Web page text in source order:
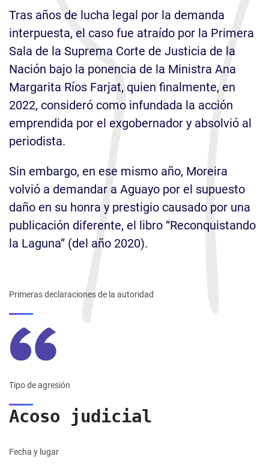
Tras años de lucha legal por la demanda
interpuesta, el caso fue atraído por la Primera
Sala de la Suprema Corte de Justicia de la
Nación bajo la ponencia de la Ministra Ana
Margarita Ríos Farjat, quien finalmente, en
2022, consideró como infundada la acción
emprendida por el exgobernador y absolvió al
periodista.
Sin embargo, en ese mismo año, Moreira
volvió a demandar a Aguayo por el supuesto
daño en su honra y prestigio causado por una
publicación diferente, el libro “Reconquistando
la Laguna” (del año 2020).
Primeras declaraciones de la autoridad
Tipo de agresión
Acoso judicial
Fecha y lugar